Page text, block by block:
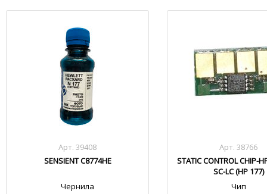
Арт. 39408
SENSIENT C8774HE
Чернила
Арт. 38766
STATIC CONTROL CHIP-
SC-LC (HP 177)
Чип